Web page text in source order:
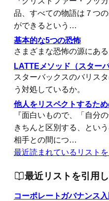
品、すべての物語は７つ
ができるという…
基本的な5つの恐怖
さまざまな恐怖の源にあ
LATTEメソッド（スター
スターバックスのバリス
う対処しているか。
他人をリスペクトするた
『面白いもので、「自分
きちんと区別する、とい
相手との間につ…
最近読まれているリスト
最近リストを引用
コーポレートガバナンス入